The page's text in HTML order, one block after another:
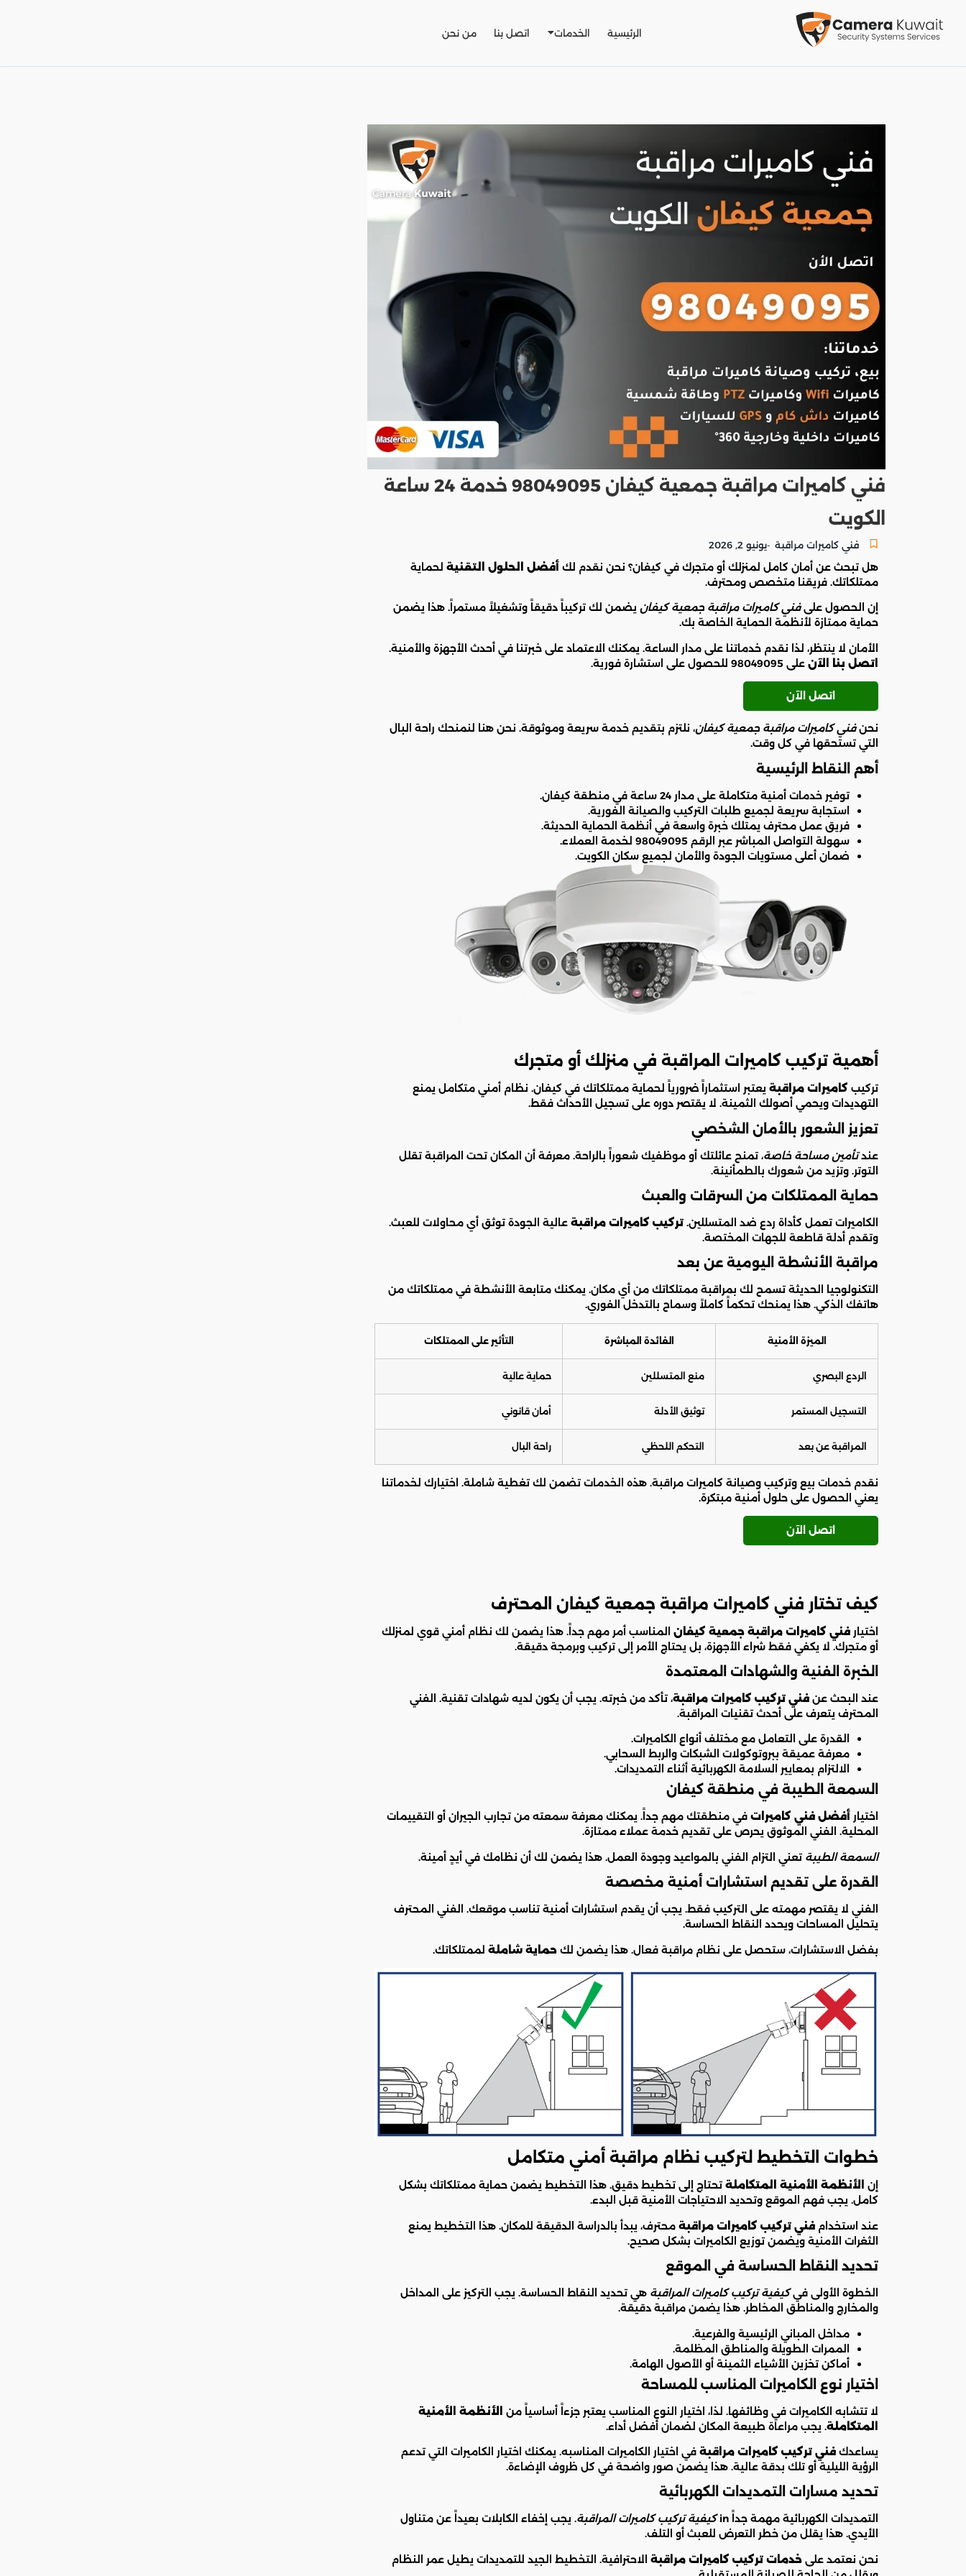
الرئيسية الخدمات اتصل بنا من نحن
فني كاميرات مراقبة جمعية كيفان 98049095 خدمة 24 ساعة
الكويت
فني كاميرات مراقبة -يونيو 2, 2026
هل تبحث عن أمان كامل لمنزلك أو متجرك في كيفان؟ نحن نقدم لك أفضل الحلول التقنية لحماية
ممتلكاتك. فريقنا متخصص ومحترف.
إن الحصول علىفني كاميرات مراقبة جمعية كيفان يضمن لك تركيباً دقيقاً وتشغيلاً مستمراً. هذا يضمن
حماية ممتازة لأنظمة الحماية الخاصة بك.
الأمان لا ينتظر، لذا نقدم خدماتنا على مدار الساعة. يمكنك الاعتماد على خبرتنا في أحدث الأجهزة والأمنية.
اتصل بنا الآن على 98049095 للحصول على استشارة فورية.
اتصل الآن
نحنفني كاميرات مراقبة جمعية كيفان، نلتزم بتقديم خدمة سريعة وموثوقة. نحن هنا لنمنحك راحة البال
التي تستحقها في كل وقت.
أهم النقاط الرئيسية
توفير خدمات أمنية متكاملة على مدار 24 ساعة في منطقة كيفان.
استجابة سريعة لجميع طلبات التركيب والصيانة الفورية.
فريق عمل محترف يمتلك خبرة واسعة في أنظمة الحماية الحديثة.
سهولة التواصل المباشر عبر الرقم 98049095 لخدمة العملاء.
ضمان أعلى مستويات الجودة والأمان لجميع سكان الكويت.
أهمية تركيب كاميرات المراقبة في منزلك أو متجرك
تركيب كاميرات مراقبة يعتبر استثماراً ضرورياً لحماية ممتلكاتك في كيفان. نظام أمني متكامل يمنع
التهديدات ويحمي أصولك الثمينة. لا يقتصر دوره على تسجيل الأحداث فقط.
تعزيز الشعور بالأمان الشخصي
عندتأمين مساحة خاصة، تمنح عائلتك أو موظفيك شعوراً بالراحة. معرفة أن المكان تحت المراقبة تقلل
التوتر. وتزيد من شعورك بالطمأنينة.
حماية الممتلكات من السرقات والعبث
الكاميرات تعمل كأداة ردع ضد المتسللين. تركيب كاميرات مراقبة عالية الجودة توثق أي محاولات للعبث.
وتقدم أدلة قاطعة للجهات المختصة.
مراقبة الأنشطة اليومية عن بعد
التكنولوجيا الحديثة تسمح لك بمراقبة ممتلكاتك من أي مكان. يمكنك متابعة الأنشطة في ممتلكاتك من
هاتفك الذكي. هذا يمنحك تحكماً كاملاً وسماح بالتدخل الفوري.
الميزة الأمنية الفائدة المباشرة التأثير على الممتلكات
الردع البصري منع المتسللين حماية عالية
التسجيل المستمر توثيق الأدلة أمان قانوني
المراقبة عن بعد التحكم اللحظي راحة البال
نقدم خدمات بيع وتركيب وصيانة كاميرات مراقبة. هذه الخدمات تضمن لك تغطية شاملة. اختيارك لخدماتنا
يعني الحصول على حلول أمنية مبتكرة.
اتصل الآن
كيف تختار فني كاميرات مراقبة جمعية كيفان المحترف
اختيار فني كاميرات مراقبة جمعية كيفان المناسب أمر مهم جداً. هذا يضمن لك نظام أمني قوي لمنزلك
أو متجرك. لا يكفي فقط شراء الأجهزة، بل يحتاج الأمر إلى تركيب وبرمجة دقيقة.
الخبرة الفنية والشهادات المعتمدة
عند البحث عن فني تركيب كاميرات مراقبة، تأكد من خبرته. يجب أن يكون لديه شهادات تقنية. الفني
المحترف يتعرف على أحدث تقنيات المراقبة.
القدرة على التعامل مع مختلف أنواع الكاميرات.
معرفة عميقة ببروتوكولات الشبكات والربط السحابي.
الالتزام بمعايير السلامة الكهربائية أثناء التمديدات.
السمعة الطيبة في منطقة كيفان
اختيار أفضل فني كاميرات في منطقتك مهم جداً. يمكنك معرفة سمعته من تجارب الجيران أو التقييمات
المحلية. الفني الموثوق يحرص على تقديم خدمة عملاء ممتازة.
السمعة الطيبة تعني التزام الفني بالمواعيد وجودة العمل. هذا يضمن لك أن نظامك في أيدٍ أمينة.
القدرة على تقديم استشارات أمنية مخصصة
الفني لا يقتصر مهمته على التركيب فقط. يجب أن يقدم استشارات أمنية تناسب موقعك. الفني المحترف
يتحليل المساحات ويحدد النقاط الحساسة.
بفضل الاستشارات، ستحصل على نظام مراقبة فعال. هذا يضمن لك حماية شاملة لممتلكاتك.
خطوات التخطيط لتركيب نظام مراقبة أمني متكامل
إن الأنظمة الأمنية المتكاملة تحتاج إلى تخطيط دقيق. هذا التخطيط يضمن حماية ممتلكاتك بشكل
كامل. يجب فهم الموقع وتحديد الاحتياجات الأمنية قبل البدء.
عند استخدام فني تركيب كاميرات مراقبة محترف، يبدأ بالدراسة الدقيقة للمكان. هذا التخطيط يمنع
الثغرات الأمنية ويضمن توزيع الكاميرات بشكل صحيح.
تحديد النقاط الحساسة في الموقع
الخطوة الأولى فيكيفية تركيب كاميرات المراقبة هي تحديد النقاط الحساسة. يجب التركيز على المداخل
والمخارج والمناطق المخاطر. هذا يضمن مراقبة دقيقة.
مداخل المباني الرئيسية والفرعية.
الممرات الطويلة والمناطق المظلمة.
أماكن تخزين الأشياء الثمينة أو الأصول الهامة.
اختيار نوع الكاميرات المناسب للمساحة
لا تتشابه الكاميرات في وظائفها. لذا، اختيار النوع المناسب يعتبر جزءاً أساسياً من
الأنظمة الأمنية
المتكاملة. يجب مراعاة طبيعة المكان لضمان أفضل أداء.
يساعدك فني تركيب كاميرات مراقبة في اختيار الكاميرات المناسبه. يمكنك اختيار الكاميرات التي تدعم
الرؤية الليلية أو تلك بدقة عالية. هذا يضمن صور واضحة في كل ظروف الإضاءة.
تحديد مسارات التمديدات الكهربائية
التمديدات الكهربائية مهمة جداً in كيفية تركيب كاميرات المراقبة. يجب إخفاء الكابلات بعيداً عن متناول
الأيدي. هذا يقلل من خطر التعرض للعبث أو التلف.
نحن نعتمد على خدمات تركيب كاميرات مراقبة الاحترافية. التخطيط الجيد للتمديدات يطيل عمر النظام